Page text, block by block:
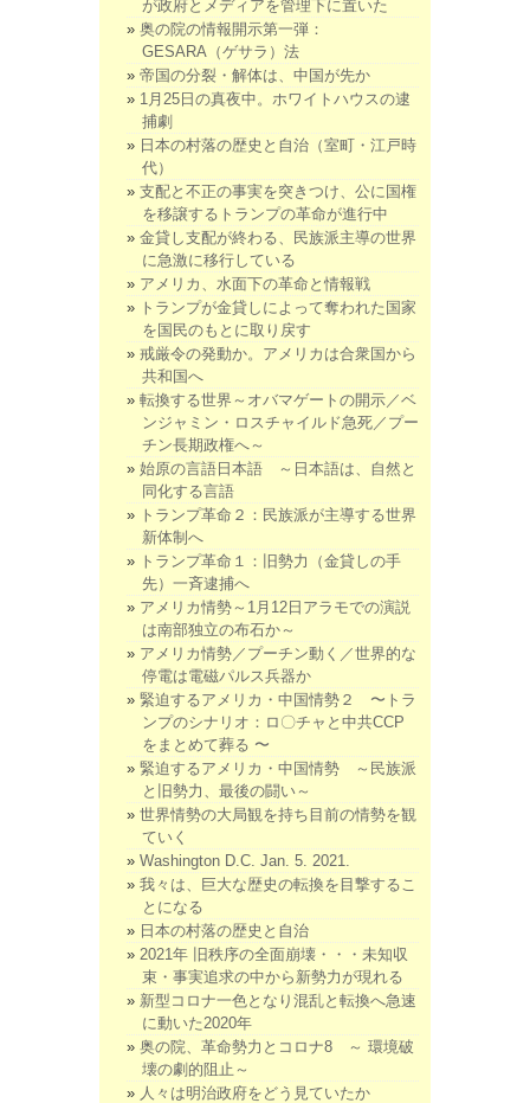
が政府とメディアを管理下に置いた
奥の院の情報開示第一弾：
GESARA（ゲサラ）法
帝国の分裂・解体は、中国が先か
1月25日の真夜中。ホワイトハウスの逮
捕劇
日本の村落の歴史と自治（室町・江戸時
代）
支配と不正の事実を突きつけ、公に国権
を移譲するトランプの革命が進行中
金貸し支配が終わる、民族派主導の世界
に急激に移行している
アメリカ、水面下の革命と情報戦
トランプが金貸しによって奪われた国家
を国民のもとに取り戻す
戒厳令の発動か。アメリカは合衆国から
共和国へ
転換する世界～オバマゲートの開示／ベ
ンジャミン・ロスチャイルド急死／プー
チン長期政権へ～
始原の言語日本語 ～日本語は、自然と
同化する言語
トランプ革命２：民族派が主導する世界
新体制へ
トランプ革命１：旧勢力（金貸しの手
先）一斉逮捕へ
アメリカ情勢～1月12日アラモでの演説
は南部独立の布石か～
アメリカ情勢／プーチン動く／世界的な
停電は電磁パルス兵器か
緊迫するアメリカ・中国情勢２ 〜トラ
ンプのシナリオ：ロ〇チャと中共CCP
をまとめて葬る 〜
緊迫するアメリカ・中国情勢 ～民族派
と旧勢力、最後の闘い～
世界情勢の大局観を持ち目前の情勢を観
ていく
Washington D.C. Jan. 5. 2021.
我々は、巨大な歴史の転換を目撃するこ
とになる
日本の村落の歴史と自治
2021年 旧秩序の全面崩壊・・・未知収
束・事実追求の中から新勢力が現れる
新型コロナ一色となり混乱と転換へ急速
に動いた2020年
奥の院、革命勢力とコロナ8 ～ 環境破
壊の劇的阻止～
人々は明治政府をどう見ていたか